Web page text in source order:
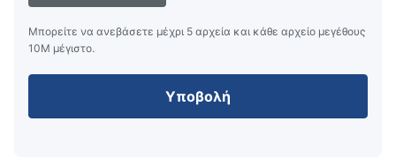
Μπορείτε να ανεβάσετε μέχρι 5 αρχεία και κάθε αρχείο μεγέθους
10M μέγιστο.
Υποβολή